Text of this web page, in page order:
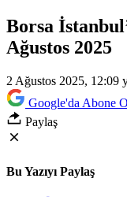
Borsa
Ağustos 2025
2 Ağustos 2025, 12:09
Google'da Abone
Paylaş
Bu Yazıyı Paylaş